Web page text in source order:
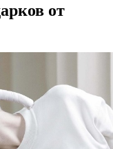
от